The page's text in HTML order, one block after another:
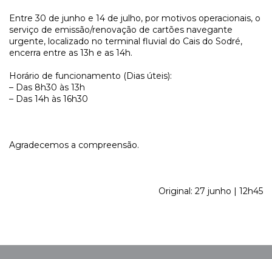
Entre 30 de junho e 14 de julho, por motivos operacionais, o
serviço de emissão/renovação de cartões navegante
urgente, localizado no terminal fluvial do Cais do Sodré,
encerra entre as 13h e as 14h.
Horário de funcionamento (Dias úteis):
– Das 8h30 às 13h
– Das 14h às 16h30
Agradecemos a compreensão.
Original: 27 junho | 12h45